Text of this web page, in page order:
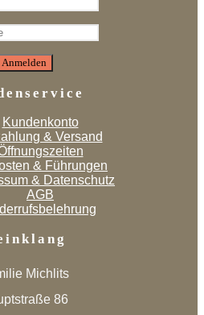
Kundenkonto
& Versand
& Führungen
& Datenschutz
AGB
Michlits
86